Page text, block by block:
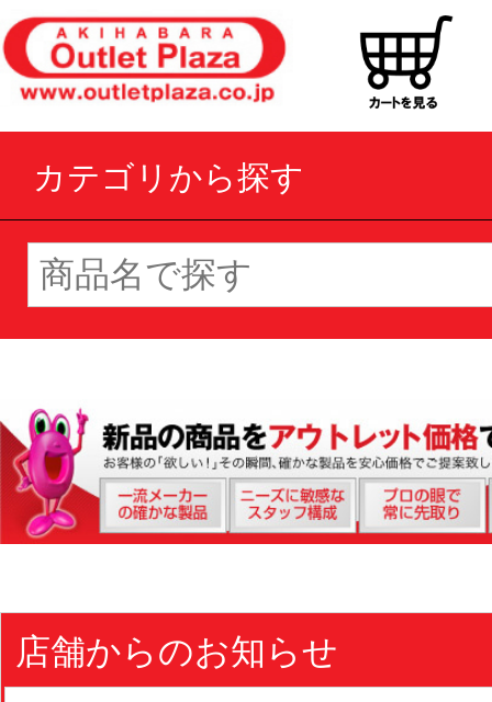
カテゴリから探す
店舗からのお知らせ